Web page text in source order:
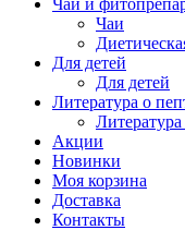
Чаи и
Чаи
Для детей
Для детей
Литература о
Акции
Новинки
Моя корзина
Доставка
Контакты